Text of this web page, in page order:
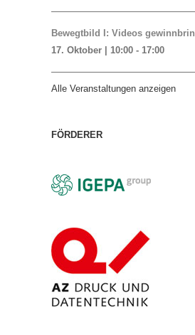
Bewegtbild I: Videos
17. Oktober | 10:00 -17:00
Alle Veranstaltungen anzeigen
FÖRDERER